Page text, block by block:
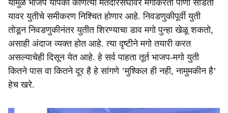
यामुळे भाजप यांपैकी कोणत्या मतदारसंघावर मगोकरता पाणी सोडतो
यावर युतीचे समीकरण निश्चित होणार आहे. निवडणुकीपूर्वी युती
तोडून निवडणुकीनंतर युतीत शिरण्याचा डाव मगो पुन्हा खेळू शकतो,
असाही अंदाज व्यक्त होत आहे. त्या दृष्टीने मगो तयारी करत
असल्याचेही दिसून येत आहे. हे सर्व पाहता तूर्त भाजप-मगो युती
कितने पास वा कितने दूर है हे सांगणे ’मुश्किल ही नही, नामुमकीन है’
हेच खरे.